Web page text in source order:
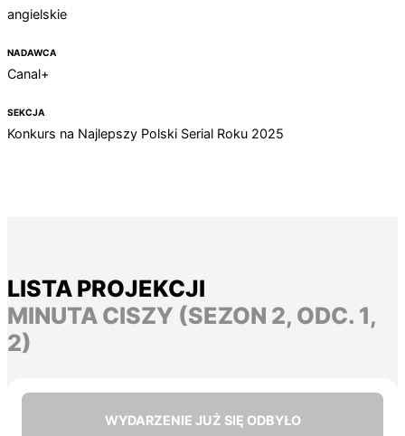
angielskie
NADAWCA
Canal+
SEKCJA
Konkurs na Najlepszy Polski Serial Roku 2025
LISTA PROJEKCJI
MINUTA CISZY (SEZON 2, ODC. 1,
2)
WYDARZENIE JUŻ SIĘ ODBYŁO